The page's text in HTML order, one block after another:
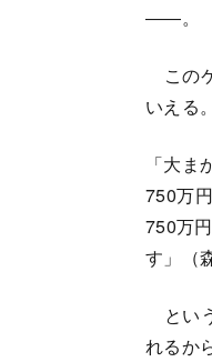
――。
この
いえる。
「大
750万
750万
す」（
とい
れるか